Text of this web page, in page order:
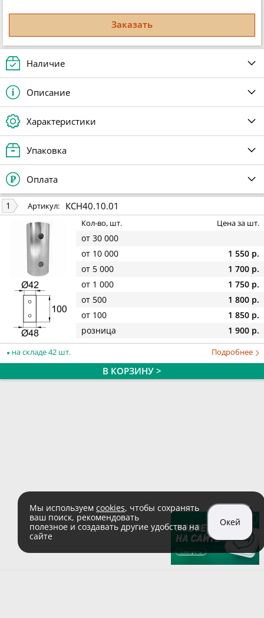
Заказать
Наличие
Описание
Характеристики
Упаковка
Оплата
1 Артикул: КСН40.10.01
Кол-во, шт. Цена за шт.
от 30 000
от 10 000
1 550 р.
от 5 000
1 700 р.
от 1 000
1 750 р.
от 500
1 800 р.
от 100
1 850 р.
розница
1 900 р.
на складе 42 шт. Подробнее
В КОРЗИНУ >
Мы используем cookies, чтобы сохранять
ваш поиск, рекомендовать
полезное и создавать другие удобства на
сайте
Окей